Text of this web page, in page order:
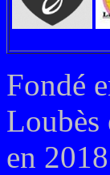
Fondé
Loubès
en